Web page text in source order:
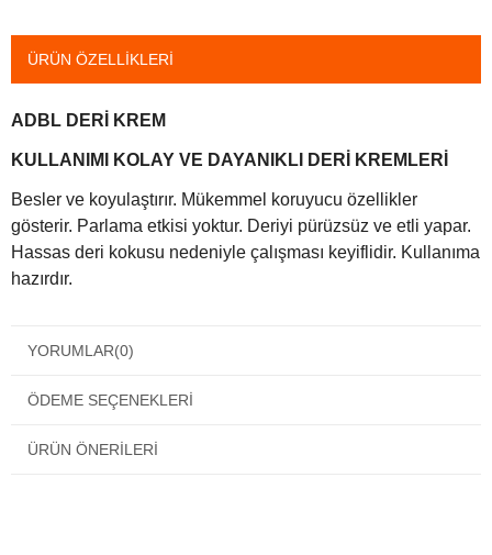
ÜRÜN ÖZELLIKLERI
ADBL DERİ KREM
KULLANIMI KOLAY VE DAYANIKLI DERİ KREMLERİ
Besler ve koyulaştırır. Mükemmel koruyucu özellikler
gösterir. Parlama etkisi yoktur. Deriyi pürüzsüz ve etli yapar.
Hassas deri kokusu nedeniyle çalışması keyiflidir. Kullanıma
hazırdır.
YORUMLAR(0)
ÖDEME SEÇENEKLERI
ÜRÜN ÖNERILERI